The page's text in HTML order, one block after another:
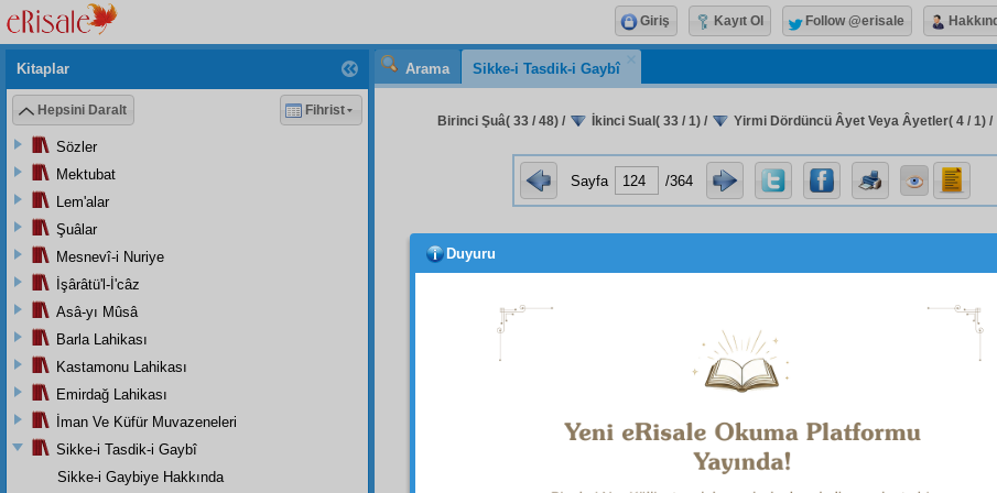
Arama Sikke-i Tasdik-i Gaybî
Birinci Şuâ( 33 / 48) / İkinci Sual( 33 / 1) / Yirmi Dördüncü Âyet Veya Âyetler( 4 / 1) /
Sayfa /364
sûrelerin başlarındaki الۤمۤكۤهٰيٰعۤصۤgibimukattaat-ı
hesab-ı cifrî
inin müddeti azdır."
dedi: "Az değil."Sâirsûrelerin başlarındaki
Hazret-i Ali Radıyallahu Anhın en meşhurKaside-i
hesab-ı ebcedî
Kitaplar
Hepsini Daralt Fihrist
Sözler
Mektubat
Lem'alar
Şuâlar
Mesnevî-i Nuriye
İşârâtü'l-İ'câz
Asâ-yı Mûsâ
Barla Lahikası
Kastamonu Lahikası
Emirdağ Lahikası
İman Ve Küfür Muvazeneleri
Sikke-i Tasdik-i Gaybî
Sikke-i Gaybiye Hakkında
Giriş Kayıt Ol Follow @erisale
Duyuru